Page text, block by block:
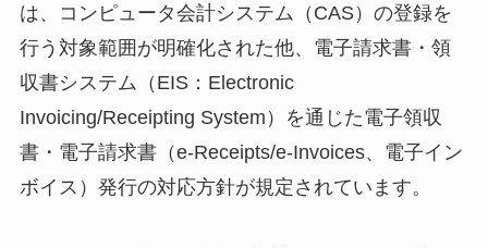
は、コンピュータ会計システム（CAS）の登録を
行う対象範囲が明確化された他、電子請求書・領
収書システム（EIS：Electronic
Invoicing/Receipting System）を通じた電子領収
書・電子請求書（e-Receipts/e-Invoices、電子イン
ボイス）発行の対応方針が規定されています。